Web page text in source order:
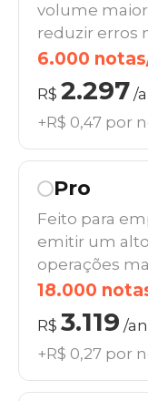
volume
reduzir erros
6.000
R$ 2.297 /
+R$ 0,47 por
Pro
Feito para
emitir um
operações
18.000
R$ 3.119 /
+R$ 0,27 por